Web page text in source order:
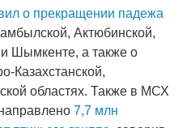
о прекращении падежа
Актюбинской,
и Шымкенте, а также о
Казахстанской,
областях. Также в МСХ
7,7 млн